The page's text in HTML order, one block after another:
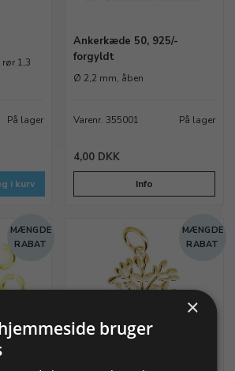
1,3
På lager
i kurv
Ankerkæde 50, 925/-
forgyldt
Ø 2,2 mm, åben
Varenr. 355001 På lager
4,00 DKK
Info
MÆNGDE
RABAT
925/-
MÆNGDE
RABAT
×
bruger